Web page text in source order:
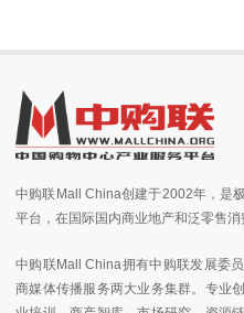
中购联Mall China创建于2002年，是
平台，在国际国内商业地产和泛零售消
中购联Mall China拥有中购联发展委
商媒体传播服务两大业务集群。专业